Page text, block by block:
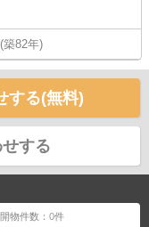
築82年)
する(無料)
する
物件数：0件